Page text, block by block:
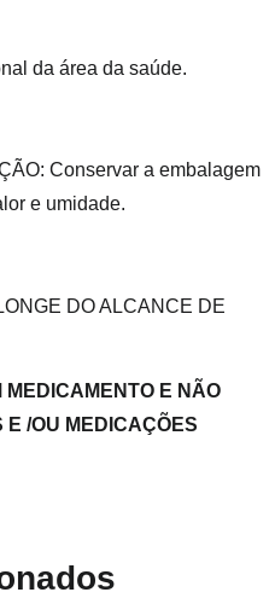
da área da saúde.
Conservar a embalagem
e umidade.
DO ALCANCE DE
MEDICAMENTO E NÃO
/OU MEDICAÇÕES